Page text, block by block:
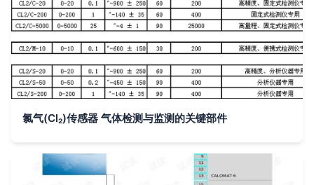
氯气(Cl₂)传感器 气体检测与监测的关键部件